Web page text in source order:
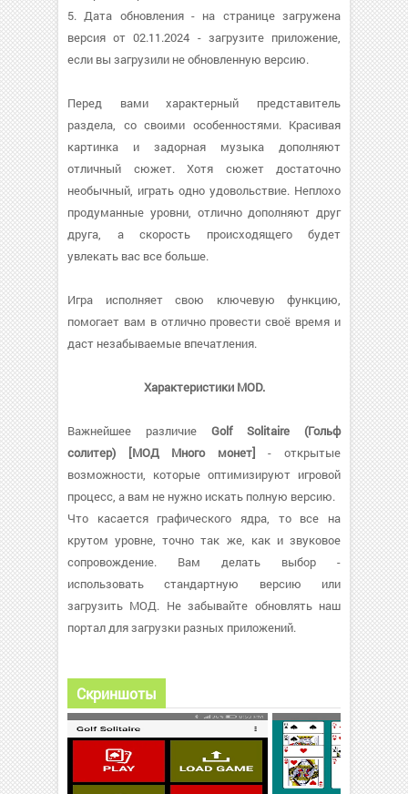
5. Дата обновления - на странице загружена
версия от 02.11.2024 - загрузите приложение,
если вы загрузили не обновленную версию.
Перед вами характерный представитель
раздела, со своими особенностями. Красивая
картинка и задорная музыка дополняют
отличный сюжет. Хотя сюжет достаточно
необычный, играть одно удовольствие. Неплохо
продуманные уровни, отлично дополняют друг
друга, а скорость происходящего будет
увлекать вас все больше.
Игра исполняет свою ключевую функцию,
помогает вам в отлично провести своё время и
даст незабываемые впечатления.
Характеристики MOD.
Важнейшее различие Golf Solitaire (Гольф
солитер) [МОД Много монет] - открытые
возможности, которые оптимизируют игровой
процесс, а вам не нужно искать полную версию.
Что касается графического ядра, то все на
крутом уровне, точно так же, как и звуковое
сопровождение. Вам делать выбор -
использовать стандартную версию или
загрузить МОД. Не забывайте обновлять наш
портал для загрузки разных приложений.
Скриншоты